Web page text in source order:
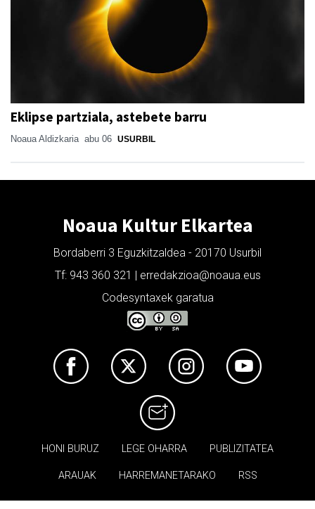
Eklipse partziala, astebete barru
Noaua Aldizkaria abu 06 USURBIL
Noaua Kultur Elkartea
Bordaberri 3 Eguzkitzaldea - 20170 Usurbil
Tf: 943 360 321 | erredakzioa@noaua.eus
Codesyntaxek garatua
HONI BURUZ LEGE OHARRA PUBLIZITATEA
ARAUAK HARREMANETARAKO RSS